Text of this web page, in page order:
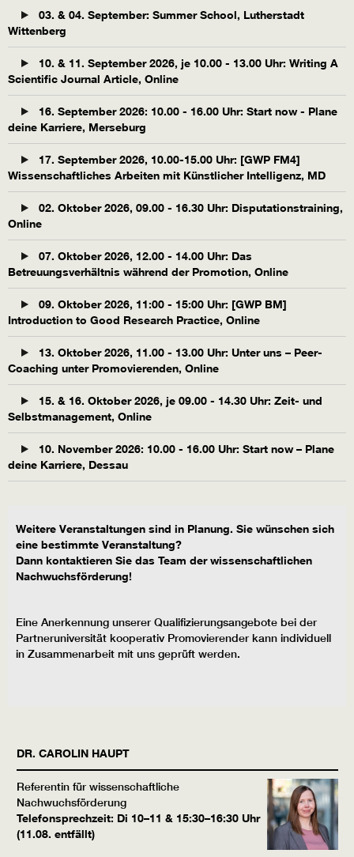
03. & 04. September: Summer School, Lutherstadt
Wittenberg
10. & 11. September 2026, je 10.00 - 13.00 Uhr: Writing A
Scientific Journal Article, Online
16. September 2026: 10.00 - 16.00 Uhr: Start now - Plane
deine Karriere, Merseburg
17. September 2026, 10.00-15.00 Uhr: [GWP FM4]
Wissenschaftliches Arbeiten mit Künstlicher Intelligenz, MD
02. Oktober 2026, 09.00 - 16.30 Uhr: Disputationstraining,
Online
07. Oktober 2026, 12.00 - 14.00 Uhr: Das
Betreuungsverhältnis während der Promotion, Online
09. Oktober 2026, 11:00 - 15:00 Uhr: [GWP BM]
Introduction to Good Research Practice, Online
13. Oktober 2026, 11.00 - 13.00 Uhr: Unter uns – Peer-
Coaching unter Promovierenden, Online
15. & 16. Oktober 2026, je 09.00 - 14.30 Uhr: Zeit- und
Selbstmanagement, Online
10. November 2026: 10.00 - 16.00 Uhr: Start now – Plane
deine Karriere, Dessau
Weitere Veranstaltungen sind in Planung. Sie wünschen sich
eine bestimmte Veranstaltung?
Dann kontaktieren Sie das Team der wissenschaftlichen
Nachwuchsförderung!
Eine Anerkennung unserer Qualifizierungsangebote bei der
Partneruniversität kooperativ Promovierender kann individuell
in Zusammenarbeit mit uns geprüft werden.
DR. CAROLIN HAUPT
Referentin für wissenschaftliche
Nachwuchsförderung
Telefonsprechzeit: Di 10–11 & 15:30–16:30 Uhr
(11.08. entfällt)